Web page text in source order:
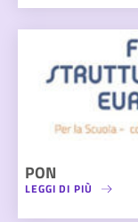
PON
LEGGI DI PIÙ